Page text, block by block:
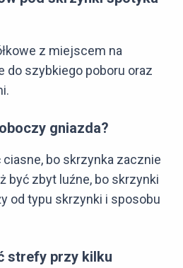
z miejscem na
do szybkiego poboru oraz
gniazda?
bo skrzynka zacznie
być zbyt luźne, bo skrzynki
od typu skrzynki i sposobu
strefy przy kilku